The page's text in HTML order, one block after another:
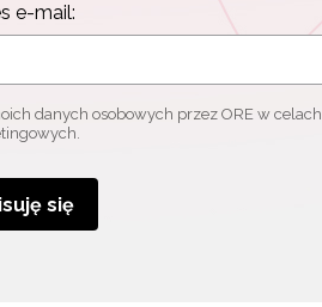
e-mail:
danych osobowych przez ORE w celach
się